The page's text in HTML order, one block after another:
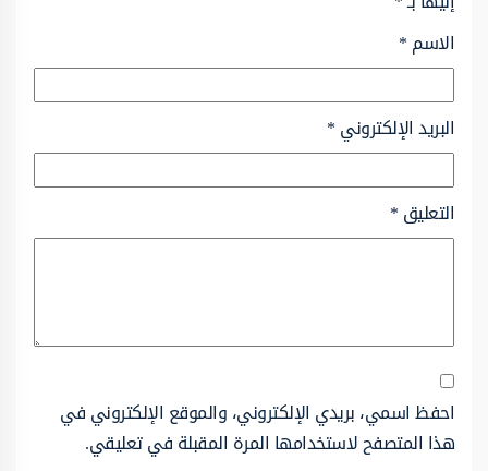
الاسم*
البريد الإلكتروني*
التعليق*
احفظ اسمي، بريدي الإلكتروني، والموقع الإلكتروني في
هذا المتصفح لاستخدامها المرة المقبلة في تعليقي.